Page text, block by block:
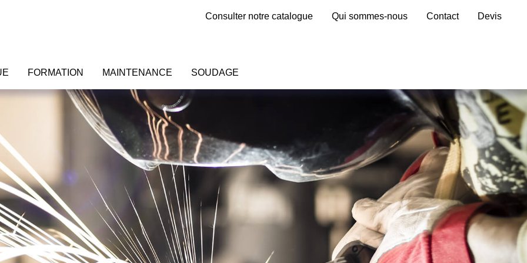
Consulter notre catalogue Qui sommes-nous Contact Devis
FORMATION MAINTENANCE SOUDAGE